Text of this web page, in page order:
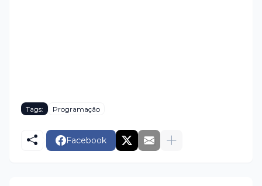
Tags: Programação
Facebook